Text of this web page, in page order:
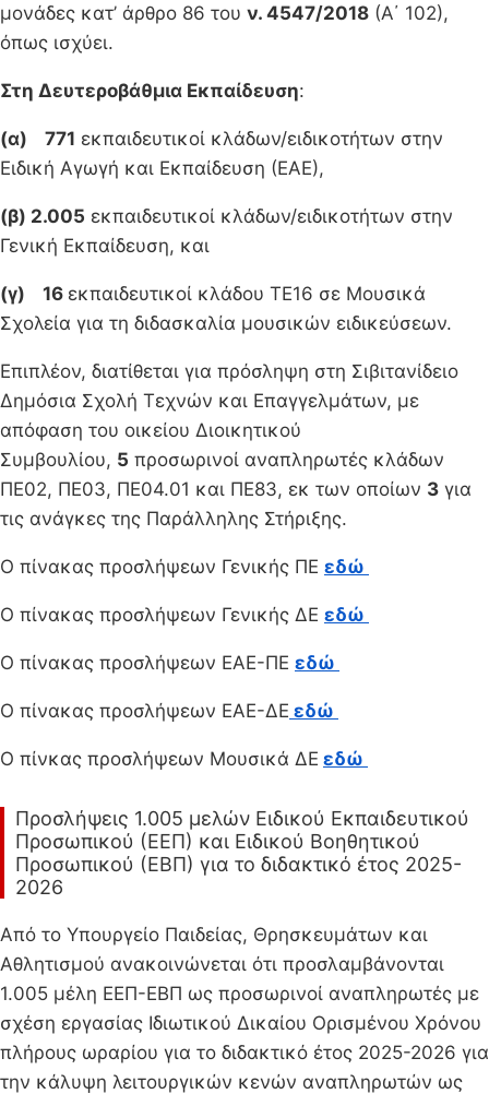
μονάδες κατ’ άρθρο 86 του ν. 4547/2018 (Α΄ 102),
όπως ισχύει.
Στη Δευτεροβάθμια Εκπαίδευση:
(α) 771 εκπαιδευτικοί κλάδων/ειδικοτήτων στην
Ειδική Αγωγή και Εκπαίδευση (ΕΑΕ),
(β) 2.005 εκπαιδευτικοί κλάδων/ειδικοτήτων στην
Γενική Εκπαίδευση, και
(γ) 16 εκπαιδευτικοί κλάδου ΤΕ16 σε Μουσικά
Σχολεία για τη διδασκαλία μουσικών ειδικεύσεων.
Επιπλέον, διατίθεται για πρόσληψη στη Σιβιτανίδειο
Δημόσια Σχολή Τεχνών και Επαγγελμάτων, με
απόφαση του οικείου Διοικητικού
Συμβουλίου, 5 προσωρινοί αναπληρωτές κλάδων
ΠΕ02, ΠΕ03, ΠΕ04.01 και ΠΕ83, εκ των οποίων 3 για
τις ανάγκες της Παράλληλης Στήριξης.
Ο πίνακας προσλήψεων Γενικής ΠΕ εδώ
Ο πίνακας προσλήψεων Γενικής ΔΕ εδώ
Ο πίνακας προσλήψεων ΕΑΕ-ΠΕ εδώ
Ο πίνακας προσλήψεων ΕΑΕ-ΔΕ εδώ
Ο πίνκας προσλήψεων Μουσικά ΔΕ εδώ
Προσλήψεις 1.005 μελών Ειδικού Εκπαιδευτικού
Προσωπικού (ΕΕΠ) και Ειδικού Βοηθητικού
Προσωπικού (ΕΒΠ) για το διδακτικό έτος 2025-
2026
Από το Υπουργείο Παιδείας, Θρησκευμάτων και
Αθλητισμού ανακοινώνεται ότι προσλαμβάνονται
1.005 μέλη ΕΕΠ-ΕΒΠ ως προσωρινοί αναπληρωτές με
σχέση εργασίας Ιδιωτικού Δικαίου Ορισμένου Χρόνου
πλήρους ωραρίου για το διδακτικό έτος 2025-2026 για
την κάλυψη λειτουργικών κενών αναπληρωτών ως